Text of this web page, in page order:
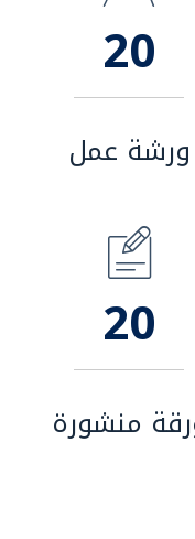
20
ورشة عمل
20
منشورة